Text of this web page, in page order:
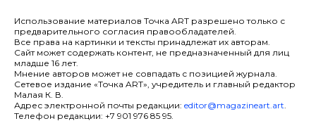
Использование материалов Точка ART разрешено только с
предварительного согласия правообладателей.
Все права на картинки и тексты принадлежат их авторам.
Сайт может содержать контент, не предназначенный для лиц
младше 16 лет.
Мнение авторов может не совпадать с позицией журнала.
Сетевое издание «Точка ART», учредитель и главный редактор
Малая К. В.
Адрес электронной почты редакции: editor@magazineart.art.
Телефон редакции: +7 901 976 85 95.